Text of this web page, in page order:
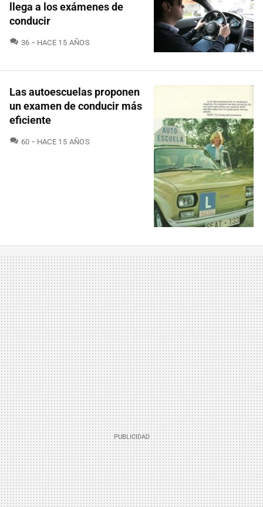
llega a los exámenes de
conducir
36 COMENTARIOS
HACE 15 AÑOS
Las autoescuelas proponen
un examen de conducir más
eficiente
60 COMENTARIOS
HACE 15 AÑOS